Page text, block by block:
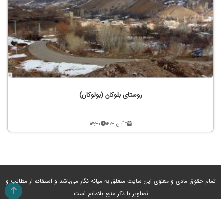
روستای بلوکان (بولوکان)
۱۱ آبان ۱۴۰۳ ۱۳:۳۰
تمام حقوق مادی و معنوی این سایت متعلق به میانه نگار می‌باشد و استفاده از مطالب و
تصاویر با ذکر منبع بلامانع است.